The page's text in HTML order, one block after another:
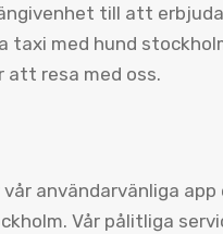
till att
taxi med hund
att resa med oss.
användarvänliga app
Vår pålitliga